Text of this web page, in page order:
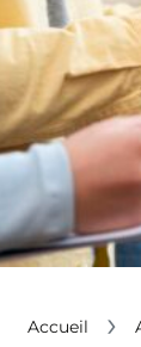
Accueil